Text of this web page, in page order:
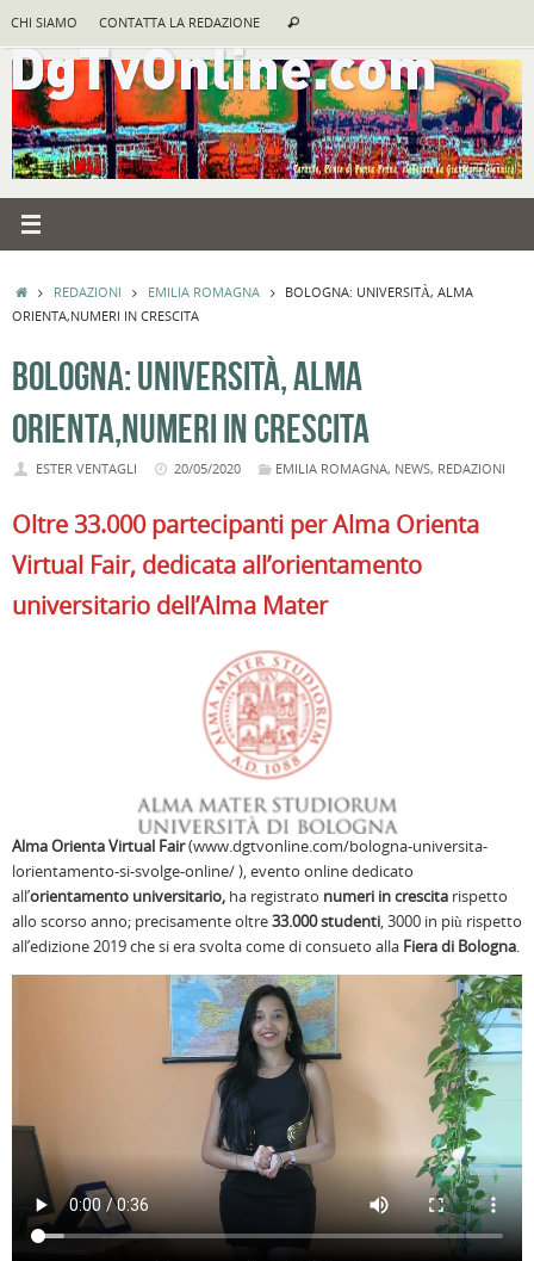
contenuto
CHI SIAMO CONTATTA LA REDAZIONE Cerca
HOMEREDAZIONI EMILIA ROMAGNA
BOLOGNA: UNIVERSITÀ, ALMA
ORIENTA,NUMERI IN CRESCITA
BOLOGNA: UNIVERSITÀ, ALMA
ORIENTA,NUMERI IN CRESCITA
ESTER VENTAGLI 20/05/2020 EMILIA ROMAGNA, NEWS, REDAZIONI
Oltre 33.000 partecipanti per Alma Orienta
Virtual Fair, dedicata all’orientamento
universitario dell’Alma Mater
Alma Orienta Virtual Fair(www.dgtvonline.com/bologna-universita-
lorientamento-si-svolge-online/ ), evento online dedicato
all’orientamento universitario, ha registrato numeri in crescita rispetto
allo scorso anno; precisamente oltre33.000 studenti, 3000 in più rispetto
all’edizione 2019 che si era svolta come di consueto alla Fiera di Bologna.